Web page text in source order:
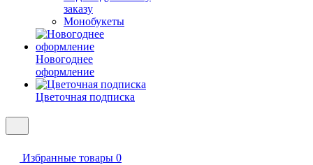
заказу
Монобукеты
Новогоднее
оформление
Цветочная подписка
Избранные товары 0